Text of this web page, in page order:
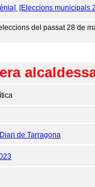
[Eleccions municipals
del passat 28 de
Diari de Tarragona